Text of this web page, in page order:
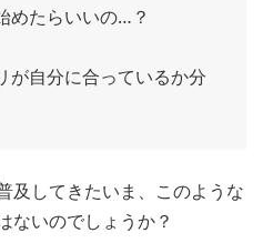
めたらいいの…？
が自分に合っているか分
及してきたいま、このような
ないのでしょうか？